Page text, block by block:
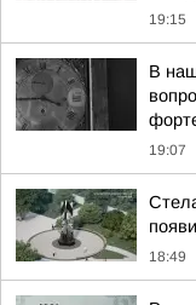
19:15
В
19:07
18:49